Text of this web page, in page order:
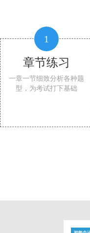
1
章节练习
一章一节细致分析各种题
型，为考试打下基础